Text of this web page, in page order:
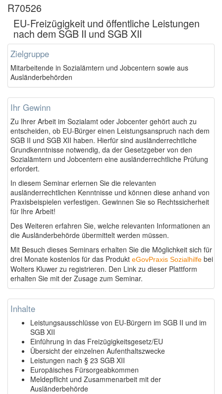
R70526
EU-Freizügigkeit und öffentliche Leistungen
nach dem SGB II und SGB XII
Zielgruppe
Mitarbeitende in Sozialämtern und Jobcentern sowie aus
Ausländerbehörden
Ihr Gewinn
Zu Ihrer Arbeit im Sozialamt oder Jobcenter gehört auch zu
entscheiden, ob EU-Bürger einen Leistungsanspruch nach dem
SGB II und SGB XII haben. Hierfür sind ausländerrechtliche
Grundkenntnisse notwendig, da der Gesetzgeber von den
Sozialämtern und Jobcentern eine ausländerrechtliche Prüfung
erfordert.
In diesem Seminar erlernen Sie die relevanten
ausländerrechtlichen Kenntnisse und können diese anhand von
Praxisbeispielen verfestigen. Gewinnen Sie so Rechtssicherheit
für Ihre Arbeit!
Des Weiteren erfahren Sie, welche relevanten Informationen an
die Ausländerbehörde übermittelt werden müssen.
Mit Besuch dieses Seminars erhalten Sie die Möglichkeit sich für
drei Monate kostenlos für das Produkt eGovPraxis Sozialhilfe bei
Wolters Kluwer zu registrieren. Den Link zu dieser Plattform
erhalten Sie mit der Zusage zum Seminar.
Inhalte
Leistungsausschlüsse von EU-Bürgern im SGB II und im
SGB XII
Einführung in das Freizügigkeitsgesetz/EU
Übersicht der einzelnen Aufenthaltszwecke
Leistungen nach § 23 SGB XII
Europäisches Fürsorgeabkommen
Meldepflicht und Zusammenarbeit mit der
Ausländerbehörde